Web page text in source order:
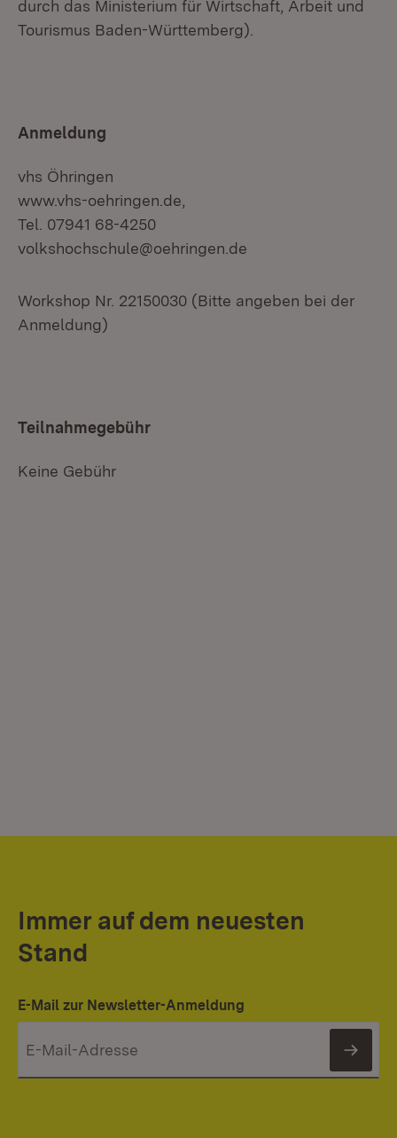
durch das Ministerium für Wirtschaft, Arbeit und
Tourismus Baden-Württemberg).
Anmeldung
vhs Öhringen
www.vhs-oehringen.de,
Tel. 07941 68-4250
volkshochschule@oehringen.de
Workshop Nr. 22150030 (Bitte angeben bei der
Anmeldung)
Teilnahmegebühr
Keine Gebühr
Immer auf dem neuesten
Stand
E-Mail zur Newsletter-Anmeldung